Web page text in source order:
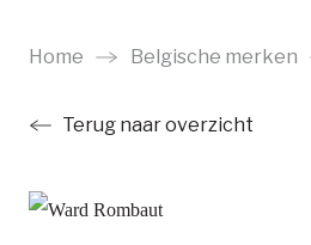
naar
contentTerug naar overzicht
Home Belgische merken